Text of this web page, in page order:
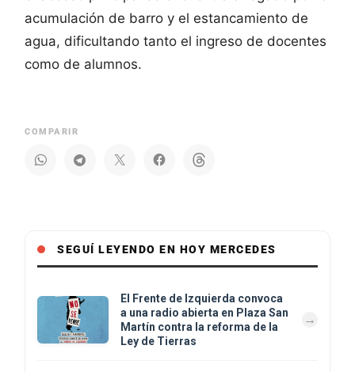
acumulación de barro y el estancamiento de
agua, dificultando tanto el ingreso de docentes
como de alumnos.
COMPARIR
SEGUÍ LEYENDO EN HOY MERCEDES
El Frente de Izquierda convoca
a una radio abierta en Plaza San
Martín contra la reforma de la
Ley de Tierras